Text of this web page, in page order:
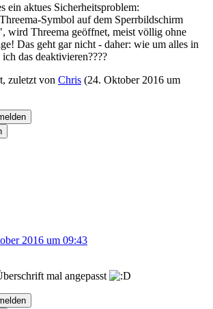
ein aktues Sicherheitsproblem:
Symbol auf dem Sperrbildschirm
wird Threema geöffnet, meist völlig ohne
Das geht gar nicht - daher: wie um alles in
das deaktivieren????
zuletzt von Chris (24. Oktober 2016 um
2016 um 09:43
mal angepasst